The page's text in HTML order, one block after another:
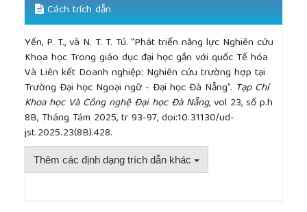
Cách trích dẫn
Yến, P. T., và N. T. T. Tú. “Phát triển năng lực Nghiên cứu
Khoa học Trong giáo dục đại học gắn với quốc Tế hóa
Và Liên kết Doanh nghiệp: Nghiên cứu trường hợp tại
Trường Đại học Ngoại ngữ - Đại học Đà Nẵng”. Tạp Chí
Khoa học Và Công nghệ Đại học Đà Nẵng, vol 23, số p.h
8B, Tháng Tám 2025, tr 93-97, doi:10.31130/ud-
jst.2025.23(8B).428.
Thêm các định dạng trích dẫn khác